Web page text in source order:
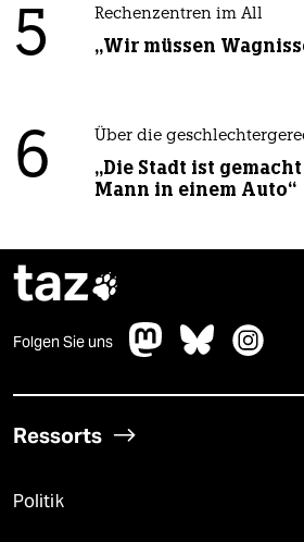
5 Rechenzentren im All
„Wir müssen
6 Über die
„Die Stadt ist
Mann in einem Auto“
taz
Folgen Sie uns
Ressorts
Politik